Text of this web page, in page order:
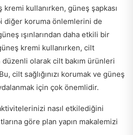
kremi kullanırken, güneş şapkası
diğer koruma önlemlerini de
ışınlarından daha etkili bir
kremi kullanırken, cilt
düzenli olarak cilt bakım ürünleri
cilt sağlığınızı korumak ve güneş
için çok önemlidir.
nasıl etkilediğini
göre plan yapın makalemizi